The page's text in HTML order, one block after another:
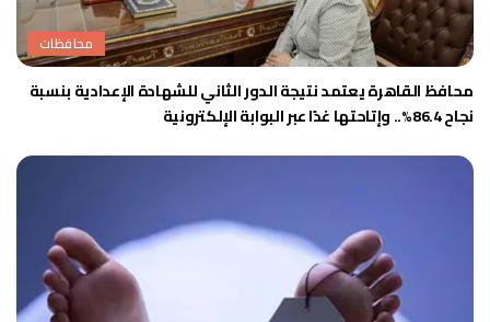
محافظات
محافظ القاهرة يعتمد نتيجة الدور الثاني للشهادة الإعدادية بنسبة
نجاح 86.4%.. وإتاحتها غدًا عبر البوابة الإلكترونية